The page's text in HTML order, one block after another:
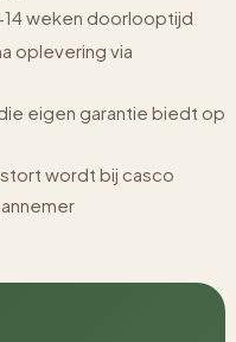
14 weken doorlooptijd
oplevering via
eigen garantie biedt op
wordt bij casco